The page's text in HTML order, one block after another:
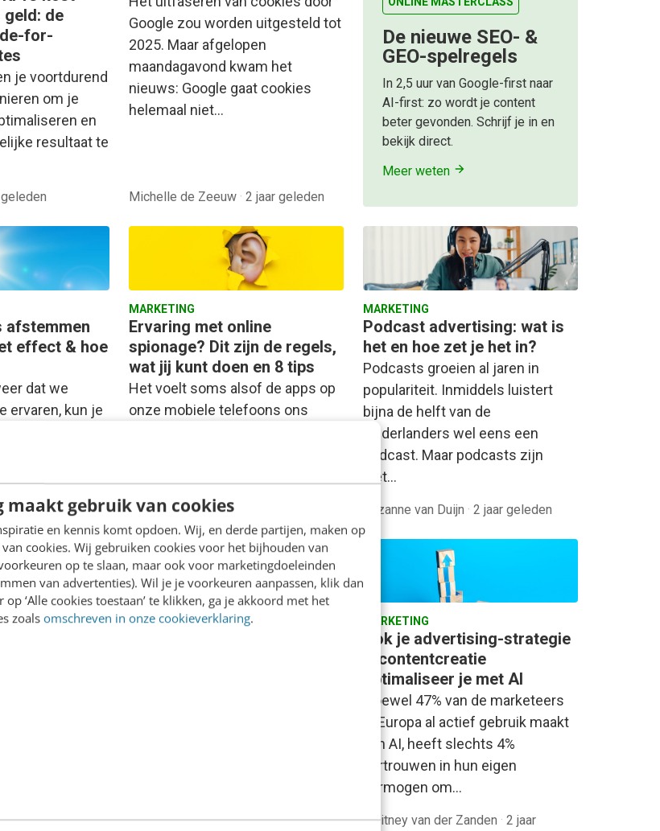
maakt gebruik van cookies
en kennis komt opdoen. Wij, en derde partijen, maken op
cookies. Wij gebruiken cookies voor het bijhouden van
op te slaan, maar ook voor marketingdoeleinden
van advertenties). Wil je je voorkeuren aanpassen, klik dan
op ‘Alle cookies toestaan’ te klikken, ga je akkoord met het
zoals omschreven in onze cookieverklaring.
de
for-
je voortdurend
om je
en
resultaat te
Google zou worden uitgesteld tot
2025. Maar afgelopen
maandagavond kwam het
nieuws: Google gaat cookies
helemaal niet…
Michelle de Zeeuw · 2 jaar geleden
De nieuwe SEO- &
GEO-spelregels
In 2,5 uur van Google-first naar
AI-first: zo wordt je content
beter gevonden. Schrijf je in en
bekijk direct.
Meer weten
afstemmen
effect & hoe
dat we
ervaren, kun je
kun je
jaar geleden
MARKETING
Ervaring met online
spionage? Dit zijn de regels,
wat jij kunt doen en 8 tips
Het voelt soms alsof de apps op
onze mobiele telefoons ons
Gaby Tenda· 2 jaar geleden
MARKETING
Podcast advertising: wat is
het en hoe zet je het in?
Podcasts groeien al jaren in
populariteit. Inmiddels luistert
bijna de helft van de
Nederlanders wel eens een
podcast. Maar podcasts zijn
niet…
Suzanne van Duijn · 2 jaar geleden
marketing:
en SEA
MARKETING MARKETING
Ook je advertising-strategie
& contentcreatie
optimaliseer je met AI
Hoewel 47% van de marketeers
in Europa al actief gebruik maakt
van AI, heeft slechts 4%
vertrouwen in hun eigen
vermogen om…
Whitney van der Zanden · 2 jaar